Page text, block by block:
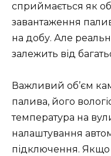
сприймається як
завантаження
на добу. Але
залежить від
Важливий об’єм
палива, його
температура на
налаштування
підключення.